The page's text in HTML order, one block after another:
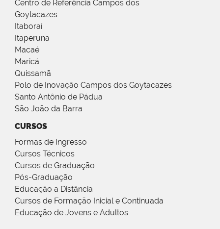
Centro de Referência Campos dos
Goytacazes
Itaboraí
Itaperuna
Macaé
Maricá
Quissamã
Polo de Inovação Campos dos Goytacazes
Santo Antônio de Pádua
São João da Barra
CURSOS
Formas de Ingresso
Cursos Técnicos
Cursos de Graduação
Pós-Graduação
Educação a Distância
Cursos de Formação Inicial e Continuada
Educação de Jovens e Adultos